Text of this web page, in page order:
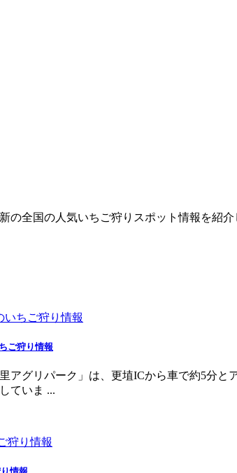
の全国の人気いちご狩りスポット情報を紹
ご狩り情報
アグリパーク」は、更埴ICから車で約5分
ていま ...